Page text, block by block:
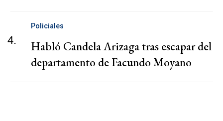
4.
Policiales
Habló Candela Arizaga tras escapar del
departamento de Facundo Moyano